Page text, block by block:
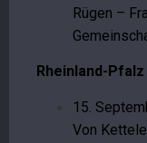
Rügen –
Rheinland-Pfalz
15.
Von